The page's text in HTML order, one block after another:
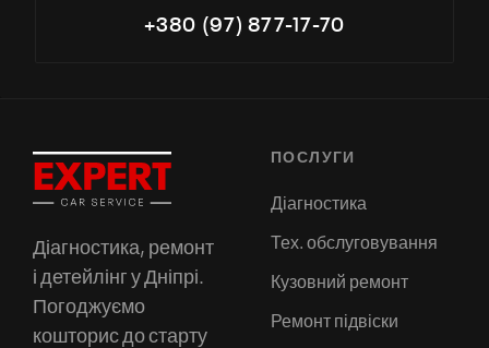
+380 (97) 877-17-70
Діагностика, ремонт
і детейлінг у Дніпрі.
Погоджуємо
кошторис до старту
ПОСЛУГИ
Діагностика
Тех. обслуговування
Кузовний ремонт
Ремонт підвіски